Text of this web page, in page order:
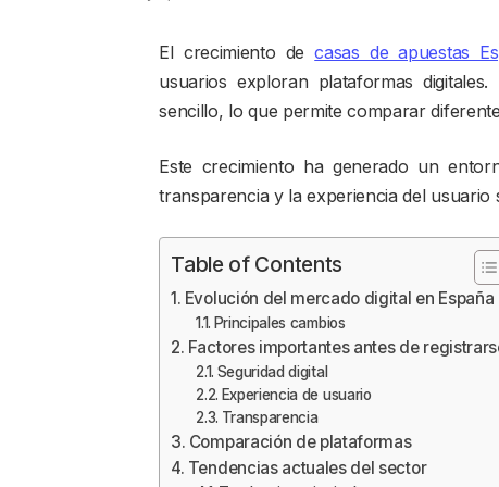
El crecimiento de casas de apuestas
usuarios exploran plataformas
sencillo, lo que permite comparar
Este crecimiento ha generado un
transparencia y la experiencia del usuario
Table of Contents
Evolución del mercado digital en España
Principales cambios
Factores importantes antes de
Seguridad digital
Experiencia de usuario
Transparencia
Comparación de plataformas
Tendencias actuales del sector